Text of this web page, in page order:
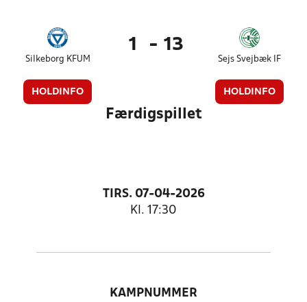
Silkeborg KFUM
HOLDINFO
1 - 13
Sejs Svejbæk IF
HOLDINFO
Færdigspillet
TIRS. 07-04-2026
Kl. 17:30
KAMPNUMMER